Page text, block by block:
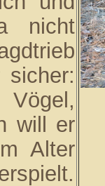
nicht
sicher:
will er
Alter